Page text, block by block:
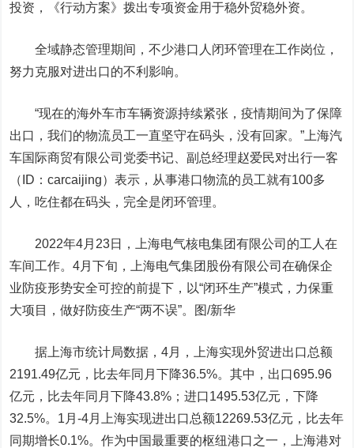
投资，《行动方案》拨出专项资金用于稳外贸稳外资。
全域静态管理期间，不少港口人闭环管理在工作岗位，
努力克服对进出口的不利影响。
“现在的海外车市车辆资源持续紧张，疫情期间为了保障
出口，我们的物流员工一直坚守在码头，没有回家。”上海汽
车国际商贸有限公司党委书记、副总经理赵爱民对出行一客
（ID：carcaijing）表示，从事港口物流的员工就有100多
人，吃住都在码头，完全是闭环管理。
2022年4月23日， 上海电气核电集团有限公司的工人在
车间工作。4月下旬，上海电气集团股份有限公司在确保企
业防疫形势安全可控的前提下，以“闭环生产”模式，力保重
大项目，做好防疫生产“两不误”。图/新华
据上海市统计局数据，4月，上海实现外贸进出口总额
2191.49亿元，比去年同月下降36.5%。其中，出口695.96
亿元，比去年同月下降43.8%；进口1495.53亿元，下降
32.5%。1月-4月上海实现进出口总额12269.53亿元，比去年
同期增长0.1%。作为中国最重要的枢纽港口之一，上海港对